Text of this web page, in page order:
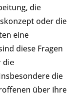
die
oder die
eine
diese Fragen
die
die
über ihre